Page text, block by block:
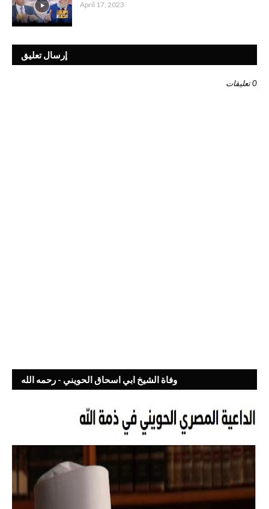
April 17, 2023
إرسال تعليق
0 تعليقات
وفاة الشيخ ابي اسحاق الحويني - رحمه الله